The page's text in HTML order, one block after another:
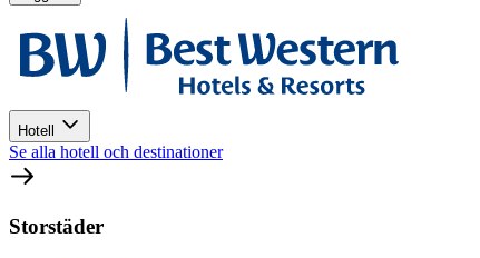
Hotell
Se alla hotell och destinationer
Storstäder